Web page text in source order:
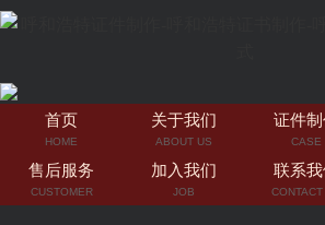
首页
HOME
关于我们
ABOUT US
证件
CASE
售后服务
CUSTOMER
加入我们
JOB
联系我
CONTACT